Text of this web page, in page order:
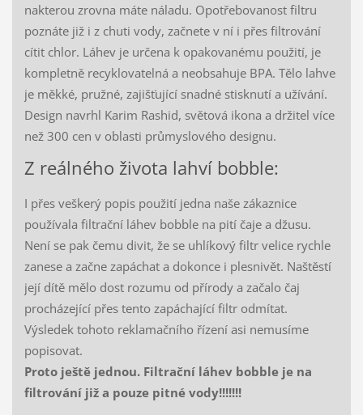
nakterou zrovna máte náladu. Opotřebovanost filtru
poznáte již i z chuti vody, začnete v ní i přes filtrování
cítit chlor. Láhev je určena k opakovanému použití, je
kompletně recyklovatelná a neobsahuje BPA. Tělo lahve
je měkké, pružné, zajišťující snadné stisknutí a užívání.
Design navrhl Karim Rashid, světová ikona a držitel více
než 300 cen v oblasti průmyslového designu.
Z reálného života lahví bobble:
I přes veškerý popis použití jedna naše zákaznice
používala filtrační láhev bobble na pití čaje a džusu.
Není se pak čemu divit, že se uhlíkový filtr velice rychle
zanese a začne zapáchat a dokonce i plesnivět. Naštěstí
její dítě mělo dost rozumu od přírody a začalo čaj
procházející přes tento zapáchající filtr odmítat.
Výsledek tohoto reklamačního řízení asi nemusíme
popisovat.
Proto ještě jednou. Filtrační láhev bobble je na
filtrování již a pouze pitné vody!!!!!!!